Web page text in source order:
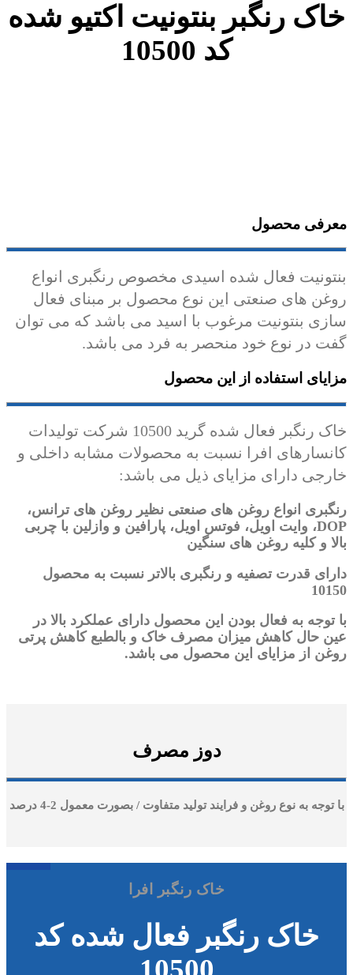
خاک رنگبر بنتونیت اکتیو شده
کد 10500
معرفی محصول
بنتونیت فعال شده اسیدی مخصوص رنگبری انواع
روغن های صنعتی این نوع محصول بر مبنای فعال
سازی بنتونیت مرغوب با اسید می باشد که می توان
گفت در نوع خود منحصر به فرد می باشد.
مزایای استفاده از این محصول
خاک رنگبر فعال شده گرید 10500 شرکت تولیدات
کانسارهای افرا نسبت به محصولات مشابه داخلی و
خارجی دارای مزایای ذیل می باشد:
رنگبری انواع روغن های صنعتی نظیر روغن های ترانس،
DOP، وایت اویل، فوتس اویل، پارافین و وازلین با چربی
بالا و کلیه روغن های سنگین
دارای قدرت تصفیه و رنگبری بالاتر نسبت به محصول
10150
با توجه به فعال بودن این محصول دارای عملکرد بالا در
عین حال کاهش میزان مصرف خاک و بالطبع کاهش پرتی
روغن از مزایای این محصول می باشد.
دوز مصرف
با توجه به نوع روغن و فرایند تولید متفاوت / بصورت معمول 2-4 درصد
خاک رنگبر افرا
ﺧﺎک رﻧﮕﺒﺮ ﻓﻌﺎل ﺷﺪه ﮐﺪ